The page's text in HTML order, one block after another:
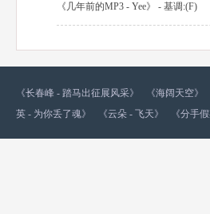
《几年前的MP3 - Yee》 - 基调:(F)
《长春峰 - 踏马出征展风采》 《海阔天空》
英 - 为你丢了魂》
《云朵 - 飞天》 《分手假